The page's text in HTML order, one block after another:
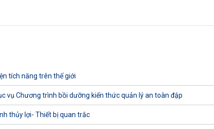
tích năng trên thế giới
vụ Chương trình bồi dưỡng kiến thức quản lý an toàn đập
thủy lợi- Thiết bị quan trắc